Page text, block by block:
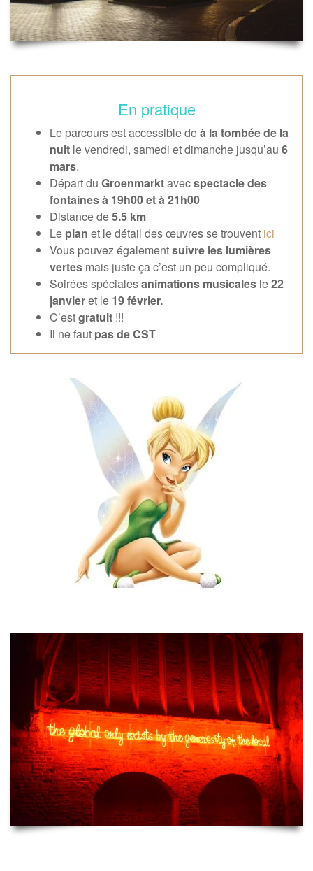
En pratique
Le parcours est accessible deà la tombée de la
nuit le vendredi, samedi et dimanche jusqu’au 6
mars.
Départ du Groenmarktavecspectacle des
fontaines à 19h00 et à 21h00
Distance de5.5 km
Le plan et le détail des œuvres se trouvent ici
Vous pouvez égalementsuivre les lumières
vertes mais juste ça c’est un peu compliqué.
Soirées spécialesanimations musicales le22
janvieret le 19 février.
C’estgratuit !!!
Il ne faut pas de CST